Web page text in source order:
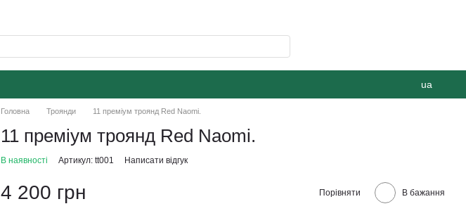
ua
Головна Троянди 11 преміум троянд Red Naomi.
11 преміум троянд Red Naomi.
В наявності Артикул: tt001 Написати відгук
4 200 грн Порівняти В бажання